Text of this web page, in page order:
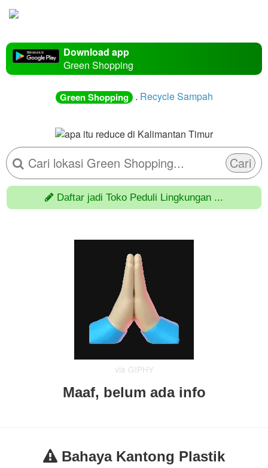
Download app
Green Shopping
Green Shopping . Recycle Sampah
Cari
Daftar jadi Toko Peduli Lingkungan ...
via GIPHY
Maaf, belum ada info
Bahaya Kantong Plastik